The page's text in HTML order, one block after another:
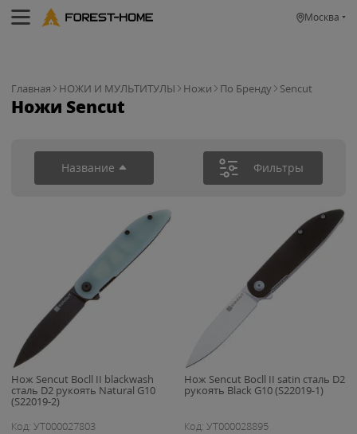
Москва
Главная НОЖИ И МУЛЬТИТУЛЫ Ножи По Бренду Sencut
Ножи Sencut
Название Фильтры
Нож Sencut Bocll II blackwash
сталь D2 рукоять Natural G10
(S22019-2)
Код: УТ000027803
Нож Sencut Bocll II satin сталь D2
рукоять Black G10 (S22019-1)
Код: УТ000028895